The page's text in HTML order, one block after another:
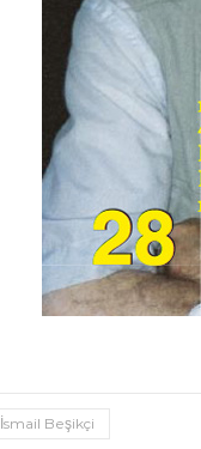
İsmail Beşikçi